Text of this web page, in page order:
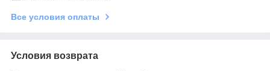
Все условия оплаты
Условия возврата